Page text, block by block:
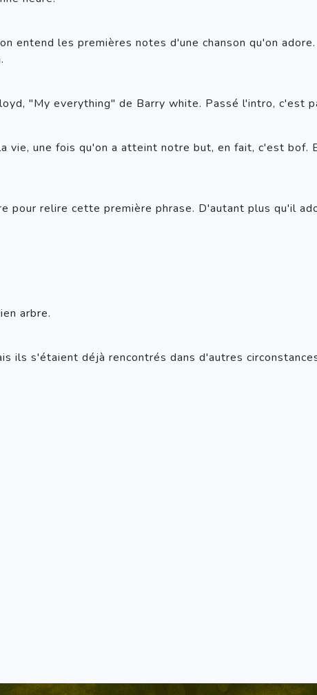
entend les premières notes d'une chanson qu'on
"My everything" de Barry white. Passé l'intro, c'est
vie, une fois qu'on a atteint notre but, en fait, c'est bof.
pour relire cette première phrase. D'autant plus qu'il
arbre.
ils s'étaient déjà rencontrés dans d'autres